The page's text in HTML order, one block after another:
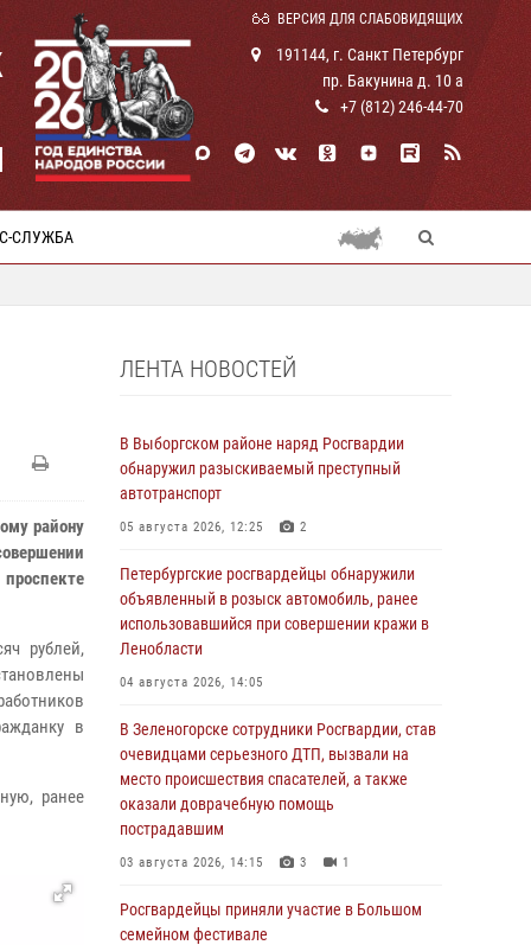
ВЕРСИЯ ДЛЯ СЛАБОВИДЯЩИХ
191144, г. Санкт Петербург
пр. Бакунина д. 10 а
+7 (812) 246-44-70
СЛУЖБА
району
рублей,
в
ранее
ЛЕНТА НОВОСТЕЙ
В Выборгском районе наряд Росгвардии
обнаружил разыскиваемый преступный
автотранспорт
05 августа 2026, 12:25 2
Петербургские росгвардейцы обнаружили
объявленный в розыск автомобиль, ранее
использовавшийся при совершении кражи в
Ленобласти
04 августа 2026, 14:05
В Зеленогорске сотрудники Росгвардии, став
очевидцами серьезного ДТП, вызвали на
место происшествия спасателей, а также
оказали доврачебную помощь
пострадавшим
03 августа 2026, 14:15 3 1
Росгвардейцы приняли участие в Большом
семейном фестивале